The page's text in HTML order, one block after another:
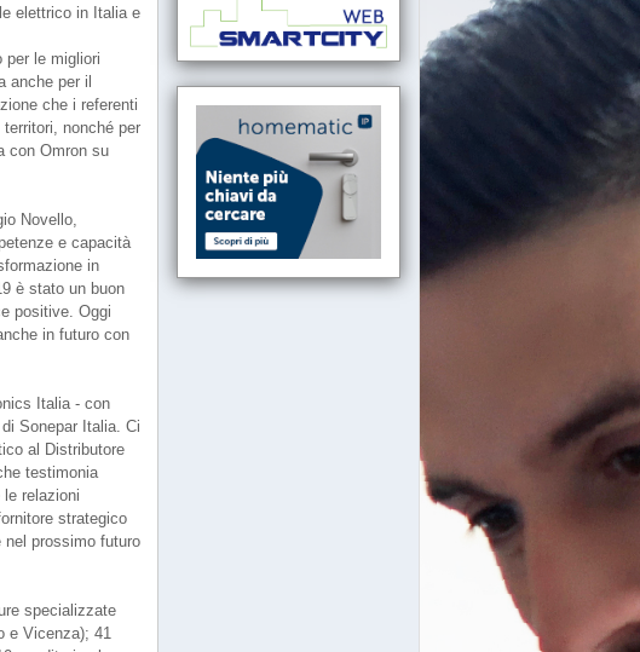
elettrico in Italia e
per le migliori
anche per il
che i referenti
nonché per
con Omron su
Novello,
e capacità
in
è stato un buon
positive. Oggi
in futuro con
Italia - con
Sonepar Italia. Ci
al Distributore
testimonia
relazioni
strategico
nel prossimo futuro
specializzate
e Vicenza); 41